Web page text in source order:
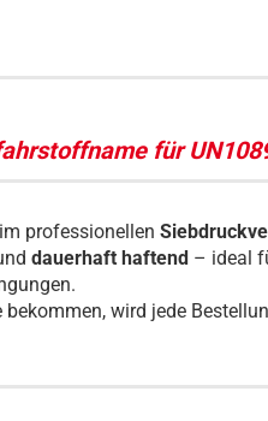
für
professionellen
dauerhaft haftend – ideal
wird jede